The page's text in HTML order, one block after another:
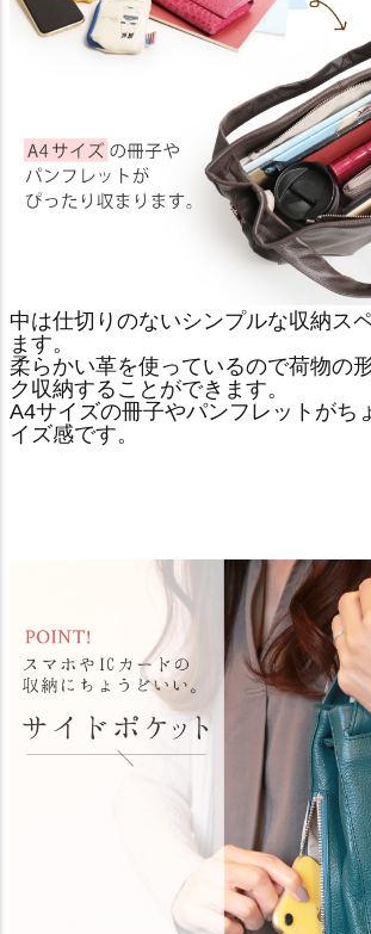
中は仕切りのないシンプルな収納ス
ます。
柔らかい革を使っているので荷物の
ク収納することができます。
A4サイズの冊子やパンフレットがち
イズ感です。